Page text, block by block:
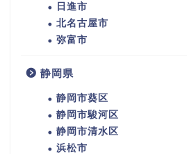
日進市
北名古屋市
弥富市
静岡県
静岡市葵区
静岡市駿河区
静岡市清水区
浜松市